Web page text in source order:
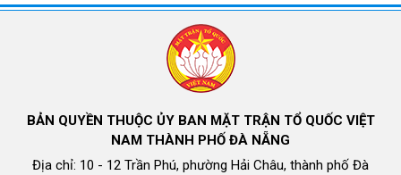
BẢN QUYỀN THUỘC ỦY BAN MẶT TRẬN TỔ QUỐC VIỆT
NAM THÀNH PHỐ ĐÀ NẴNG
Địa chỉ: 10 - 12 Trần Phú, phường Hải Châu, thành phố Đà